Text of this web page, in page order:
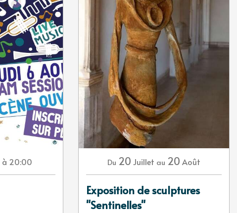
à 20:00 Du 20 Juillet au 20 Août
Exposition de sculptures
"Sentinelles"